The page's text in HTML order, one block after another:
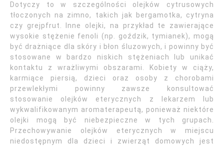
Dotyczy to w szczególności olejków cytrusowych
tłoczonych na zimno, takich jak bergamotka, cytryna
czy grejpfrut. Inne olejki, na przykład te zawierające
wysokie stężenie fenoli (np. goździk, tymianek), mogą
być drażniące dla skóry i błon śluzowych, i powinny być
stosowane w bardzo niskich stężeniach lub unikać
kontaktu z wrażliwymi obszarami. Kobiety w ciąży,
karmiące piersią, dzieci oraz osoby z chorobami
przewlekłymi powinny zawsze konsultować
stosowanie olejków eterycznych z lekarzem lub
wykwalifikowanym aromaterapeutą, ponieważ niektóre
olejki mogą być niebezpieczne w tych grupach.
Przechowywanie olejków eterycznych w miejscu
niedostępnym dla dzieci i zwierząt domowych jest